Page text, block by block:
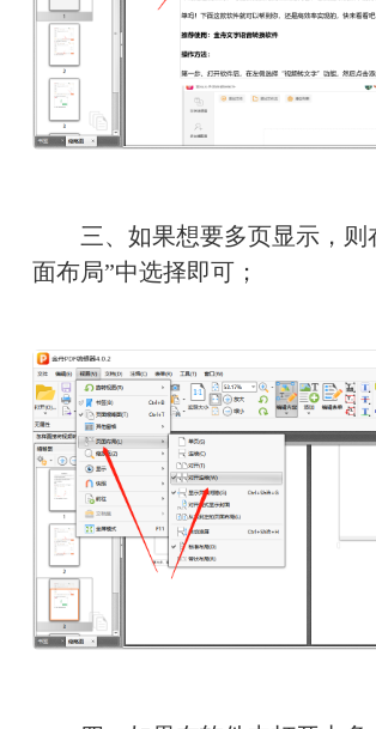
三、如果想要多页显示，则
面布局”中选择即可；